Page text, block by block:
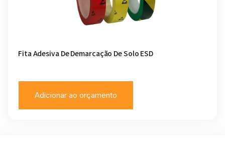
Fita Adesiva De Demarcação De Solo ESD
Adicionar ao orçamento